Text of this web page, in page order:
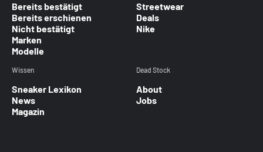
Bereits bestätigt
Bereits erschienen
Nicht bestätigt
Marken
Modelle
Streetwear
Deals
Nike
Wissen
Sneaker Lexikon
News
Magazin
Dead Stock
About
Jobs